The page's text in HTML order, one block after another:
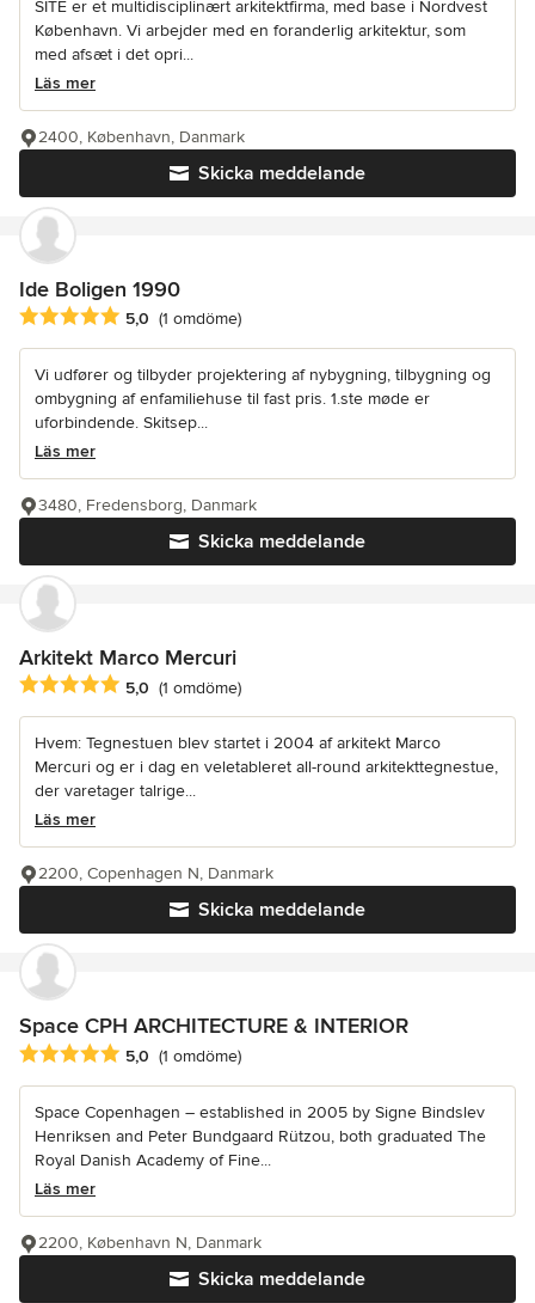
SITE er et multidisciplinært arkitektfirma, med base i Nordvest
København. Vi arbejder med en foranderlig arkitektur, som
med afsæt i det opri...
Läs mer
Skicka meddelande
2400, København, Danmark
Ide Boligen 1990
Genomsnittligt omdöme: 5 av 5 stjärnor
5,0 (1 omdöme)
Vi udfører og tilbyder projektering af nybygning, tilbygning og
ombygning af enfamiliehuse til fast pris. 1.ste møde er
uforbindende. Skitsep...
Läs mer
Skicka meddelande
3480, Fredensborg, Danmark
Arkitekt Marco Mercuri
Genomsnittligt omdöme: 5 av 5 stjärnor
5,0 (1 omdöme)
Hvem: Tegnestuen blev startet i 2004 af arkitekt Marco
Mercuri og er i dag en veletableret all-round arkitekttegnestue,
der varetager talrige...
Läs mer
Skicka meddelande
2200, Copenhagen N, Danmark
Space CPH ARCHITECTURE & INTERIOR
Genomsnittligt omdöme: 5 av 5 stjärnor
5,0 (1 omdöme)
Space Copenhagen – established in 2005 by Signe Bindslev
Henriksen and Peter Bundgaard Rützou, both graduated The
Royal Danish Academy of Fine...
Läs mer
Skicka meddelande
2200, København N, Danmark